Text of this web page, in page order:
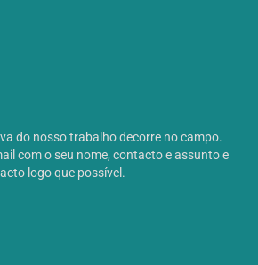
do nosso trabalho decorre no campo.
com o seu nome, contacto e assunto e
logo que possível.